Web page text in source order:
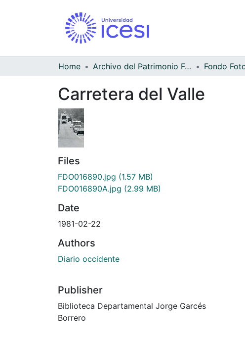
Home Archivo del Patrimonio Fotográfico y Fílmico del Valle del Cauca
Carretera del Valle
Files
FDO016890.jpg (1.57 MB)
FDO016890A.jpg (2.99 MB)
Date
1981-02-22
Authors
Diario occidente
Publisher
Biblioteca Departamental Jorge Garcés
Borrero